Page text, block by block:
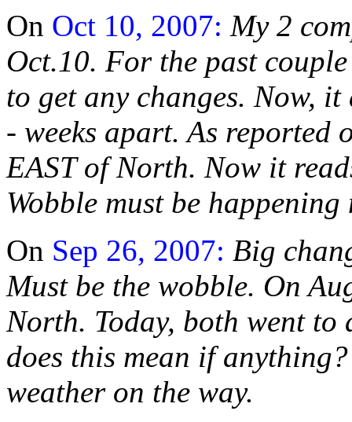
On Oct 10, 2007: My 2
Oct.10. For the past
to get any changes. Now,
- weeks apart. As reported
EAST of North. Now it
Wobble must be
On Sep 26, 2007: Big
Must be the wobble. On
North. Today, both went
does this mean if
weather on the way.